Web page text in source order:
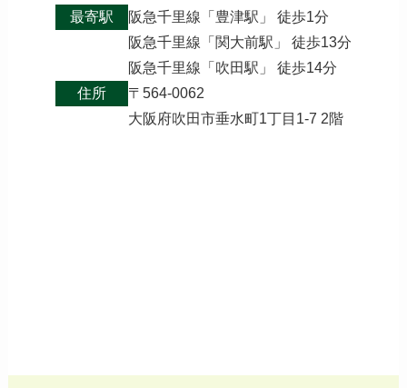
最寄駅
阪急千里線「豊津駅」 徒歩1分
阪急千里線「関大前駅」 徒歩13分
阪急千里線「吹田駅」 徒歩14分
住所
〒564-0062
大阪府吹田市垂水町1丁目1-7 2階